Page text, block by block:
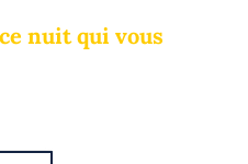
nuit qui vous